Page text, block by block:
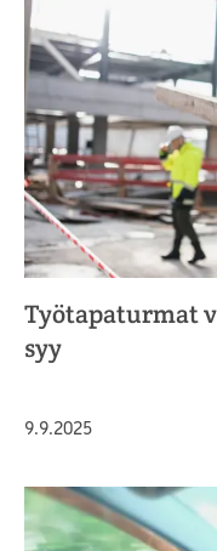
Työtapaturmat
syy
Julkaistu
9.9.2025